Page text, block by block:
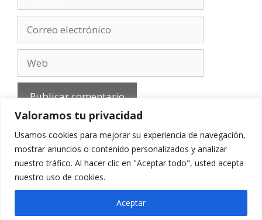
Valoramos tu privacidad
Usamos cookies para mejorar su experiencia de navegación,
mostrar anuncios o contenido personalizados y analizar
nuestro tráfico. Al hacer clic en "Aceptar todo", usted acepta
nuestro uso de cookies.
Aceptar
electrónico
Aviso Legal-Política de privacidad
Contacto